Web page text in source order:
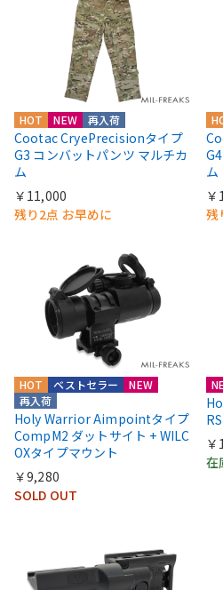
HOT NEW 再入荷
Cootac CryePrecisionタイプ
G3 コンバットパンツ マルチカ
ム
￥11,000
残り2点 お早めに
ム
残
HOT
NEW
再入荷
ベストセラー
Holy Warrior Aimpointタイプ
CompM2 ダットサイト + WILC
OXタイプマウント
￥9,280
SOLD OUT
在